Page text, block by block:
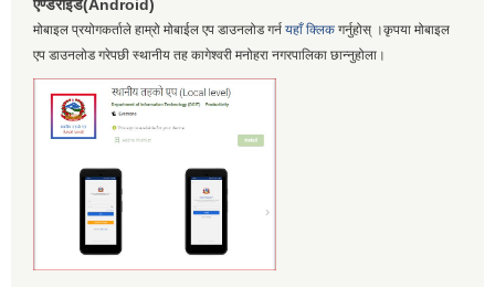
एण्डरोईड(Android)
मोबाइल प्रयोगकर्ताले हाम्रो मोबाईल एप डाउनलोड गर्न यहाँ क्लिक गर्नुहोस् ।कृपया मोबाइल
एप डाउनलोड गरेपछी स्थानीय तह कागेश्वरी मनोहरा नगरपालिका छान्नुहोला।